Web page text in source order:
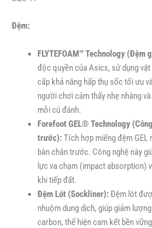
Đệm:
FLYTEFOAM™ Technology (Đệm
độc quyền của Asics, sử dụng
cấp khả năng hấp thụ sốc tối ưu
người chơi cảm thấy nhẹ nhàng
mỗi cú đánh.
Forefoot GEL® Technology
trước):Tích hợp miếng đệm GEL
bàn chân trước. Công nghệ này
lực va chạm (impact absorption)
khi tiếp đất.
Đệm Lót (Sockliner):Đệm lót
nhuộm dung dịch, giúp giảm
carbon, thể hiện cam kết bền